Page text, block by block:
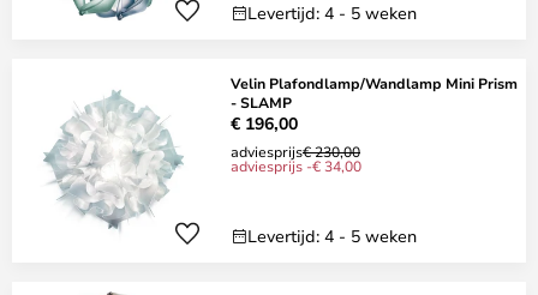
Levertijd: 4 - 5 weken
Velin Plafondlamp/Wandlamp Mini Prism
- SLAMP
€ 196,00
adviesprijs€ 230,00
adviesprijs -€ 34,00
Levertijd: 4 - 5 weken